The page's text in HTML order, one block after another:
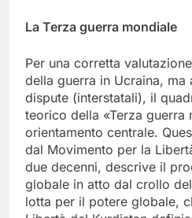
La Terza guerra mondiale
Per una corretta
della guerra in Ucraina, ma
dispute (interstatali), il
teorico della «Terza guerra
orientamento centrale.
dal Movimento per la
due decenni, descrive il
globale in atto dal crollo
lotta per il potere globale,